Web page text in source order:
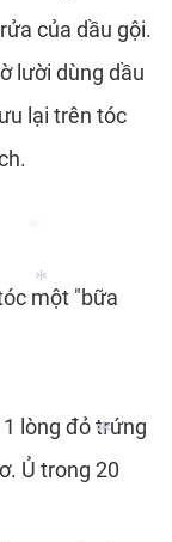
của dầu gội.
lười dùng dầu
lại trên tóc
một "bữa
lòng đỏ trứng
Ủ trong 20